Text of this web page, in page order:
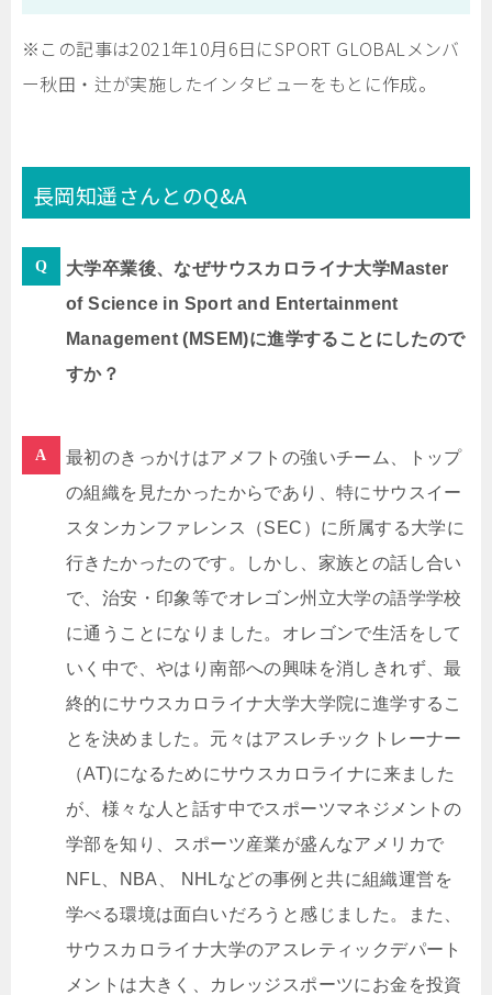
※この記事は2021年10月6日にSPORT GLOBALメンバ
ー秋田・辻が実施したインタビューをもとに作成。
長岡知遥さんとのQ&A
大学卒業後、なぜサウスカロライナ大学Master
of Science in Sport and Entertainment
Management (MSEM)に進学することにしたので
すか？
最初のきっかけはアメフトの強いチーム、トップ
の組織を見たかったからであり、特にサウスイー
スタンカンファレンス（SEC） に所属する大学に
行きたかったのです。しかし、家族との話し合い
で、治安・印象等でオレゴン州立大学の語学学校
に通うことになりました。オレゴンで生活をして
いく中で、やはり南部への興味を消しきれず、最
終的にサウスカロライナ大学大学院に進学するこ
とを決めました。元々はアスレチックトレーナー
（AT)になるためにサウスカロライナに来ました
が、様々な人と話す中でスポーツマネジメントの
学部を知り、スポーツ産業が盛んなアメリカで
NFL、NBA、 NHLなどの事例と共に組織運営を
学べる環境は面白いだろうと感じました。また、
サウスカロライナ大学のアスレティックデパート
メントは大きく、カレッジスポーツにお金を投資